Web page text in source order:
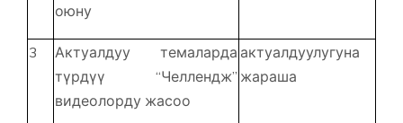
оюну
3
Актуалдуу темаларда
түрдүү “Челлендж”
видеолорду жасоо
актуалдуулугуна
жараша